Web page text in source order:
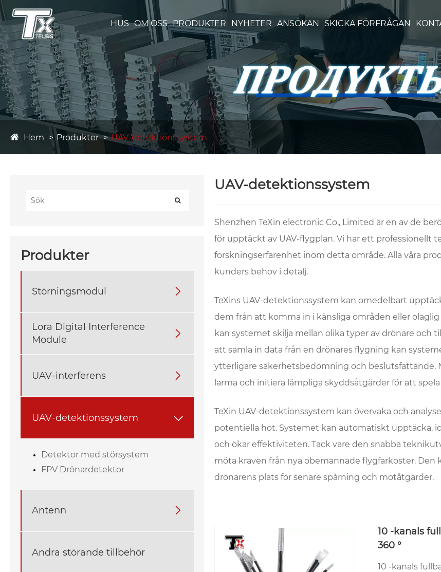
HUS OM OSS PRODUKTER NYHETER ANSÖKAN SKICKA FÖRFRÅGAN
Hem Produkter UAV-detektionssystem
Produkter
Störningsmodul 
Lora Digital Interference
Module

UAV-interferens 
UAV-detektionssystem 
Detektor med störsystem
FPV Drönardetektor
Antenn 
Andra störande tillbehör
UAV-detektionssystem
Shenzhen TeXin electronic Co., Limited är en av de
för upptäckt av UAV-flygplan. Vi har ett professionellt
forskningserfarenhet inom detta område. Alla våra
kunders behov i detalj.
TeXins UAV-detektionssystem kan omedelbart
dem från att komma in i känsliga områden eller
kan systemet skilja mellan olika typer av drönare och
att samla in data från en drönares flygning kan
ytterligare säkerhetsbedömning och
larma och initiera lämpliga skyddsåtgärder för att
TeXin UAV-detektionssystem kan övervaka och
potentiella hot. Systemet kan automatiskt upptäcka,
och ökar effektiviteten. Tack vare den snabba
möta kraven från nya obemannade flygfarkoster.
drönarens plats för senare spårning och motåtgärder.
10 -kanals
360 °
10 -kanals